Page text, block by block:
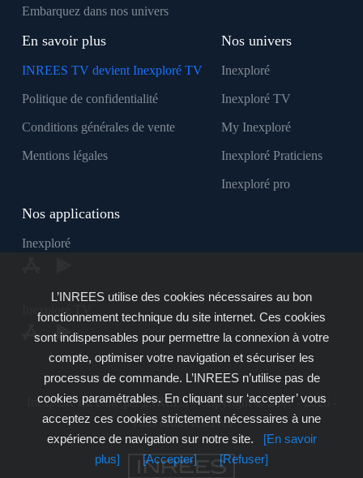
Embarquez dans nos univers
En savoir plus
INREES TV devient Inexploré TV
Politique de confidentialité
Conditions générales de vente
Mentions légales
Nos univers
Inexploré
Inexploré TV
My Inexploré
Inexploré Praticiens
Inexploré pro
Nos applications
Inexploré
Inexploré TV
Inexploré est édité par INREES - Copyright © 2007 - 2026 -
Tous droits réservés
L’INREES utilise des cookies nécessaires au bon
fonctionnement technique du site internet. Ces cookies
sont indispensables pour permettre la connexion à votre
compte, optimiser votre navigation et sécuriser les
processus de commande. L’INREES n’utilise pas de
cookies paramétrables. En cliquant sur ‘accepter’ vous
acceptez ces cookies strictement nécessaires à une
expérience de navigation sur notre site.
[En savoir
plus]
[Accepter] [Refuser]